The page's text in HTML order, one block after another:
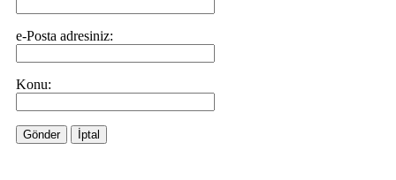
e-Posta adresiniz:
Konu:
Gönder İptal